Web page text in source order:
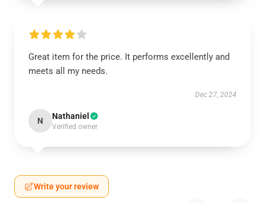
Great item for the price. It performs excellently and
meets all my needs.
Dec 27, 2024
N Nathaniel
Verified owner
Write your review